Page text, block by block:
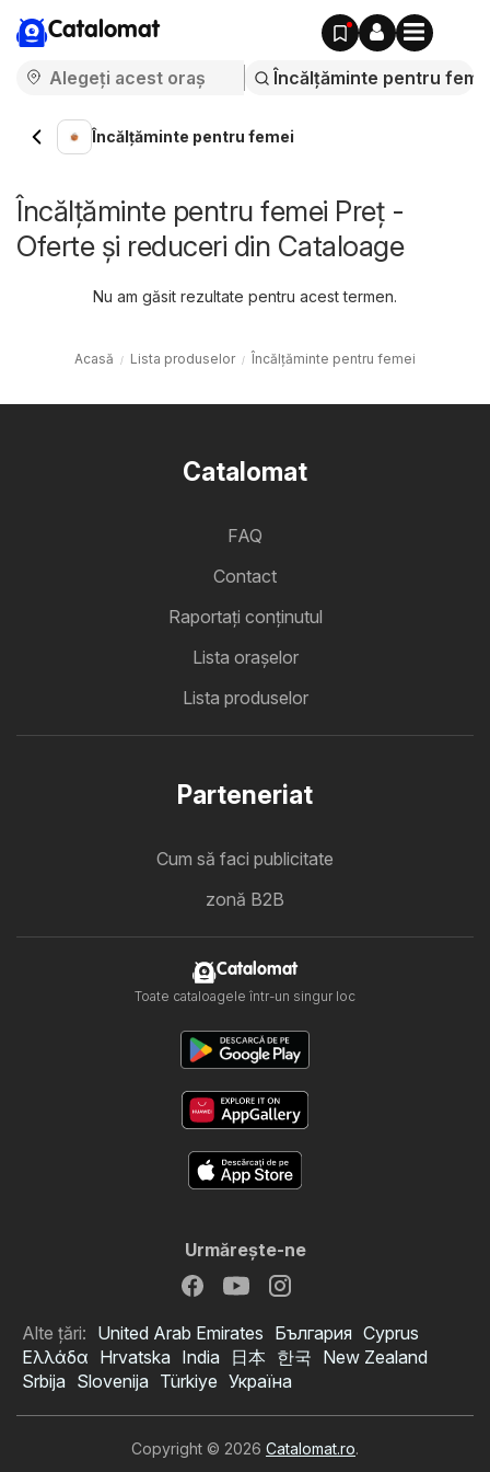
Catalomat
Încălțăminte pentru femei
Încălțăminte pentru femei Preț -
Oferte și reduceri din Cataloage
Nu am găsit rezultate pentru acest termen.
Acasă Lista produselor Încălțăminte pentru femei
Catalomat
FAQ
Contact
Raportați conținutul
Lista oraşelor
Lista produselor
Parteneriat
Cum să faci publicitate
zonă B2B
Catalomat
Toate cataloagele într-un singur loc
Urmăreşte-ne
Alte țări: United Arab Emirates България Cyprus
Ελλάδα Hrvatska India 日本 한국 New Zealand
Srbija Slovenija Türkiye Україна
Copyright © 2026 Catalomat.ro.